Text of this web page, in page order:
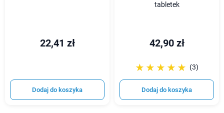
22,41 zł
Dodaj do koszyka
tabletek
42,90 zł
☆☆☆☆☆
★★★★★ (3)
Dodaj do koszyka